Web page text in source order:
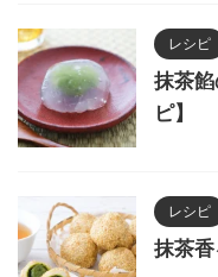
レシピ
抹茶
ピ】
レシピ
抹茶香